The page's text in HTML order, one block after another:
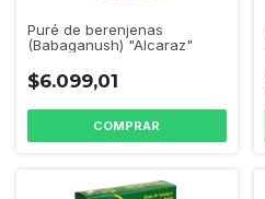
Puré de berenjenas
(Babaganush) "Alcaraz"
$6.099,01